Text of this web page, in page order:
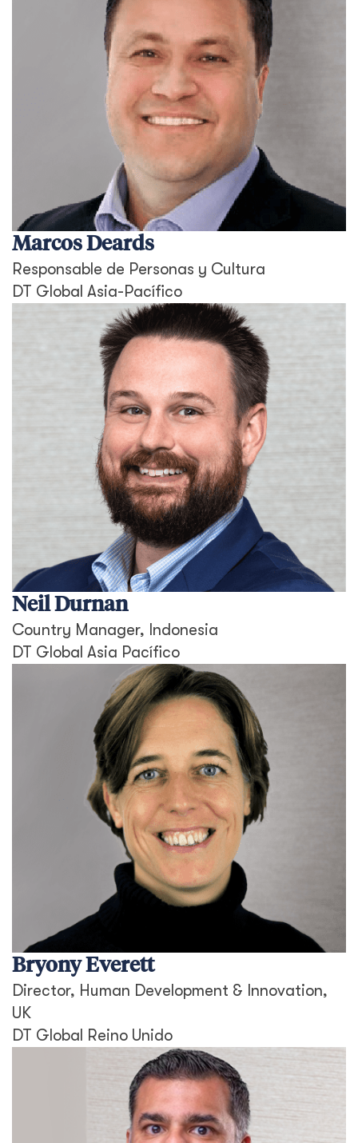
Marcos Deards
Responsable de Personas y Cultura
DT Global Asia-Pacífico
Neil Durnan
Country Manager, Indonesia
DT Global Asia Pacífico
Bryony Everett
Director, Human Development & Innovation,
UK
DT Global Reino Unido